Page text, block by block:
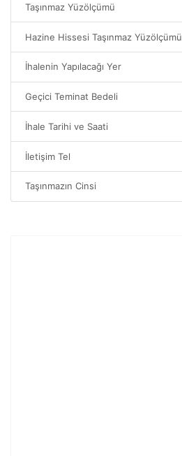
Taşınmaz Yüzölçümü
Hazine Hissesi Taşınmaz Yüzölçümü
İhalenin Yapılacağı Yer
Geçici Teminat Bedeli
İhale Tarihi ve Saati
İletişim Tel
Taşınmazın Cinsi